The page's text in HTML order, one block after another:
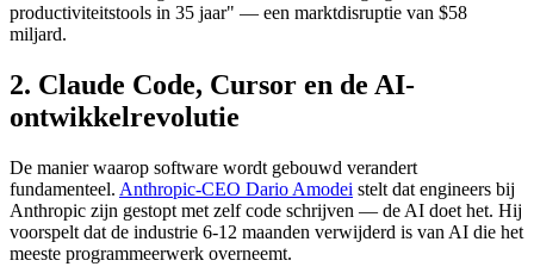
productiviteitstools in 35 jaar" — een marktdisruptie van $58
miljard.
2. Claude Code, Cursor en de AI-
ontwikkelrevolutie
De manier waarop software wordt gebouwd verandert
fundamenteel. Anthropic-CEO Dario Amodei stelt dat engineers bij
Anthropic zijn gestopt met zelf code schrijven — de AI doet het. Hij
voorspelt dat de industrie 6-12 maanden verwijderd is van AI die het
meeste programmeerwerk overneemt.